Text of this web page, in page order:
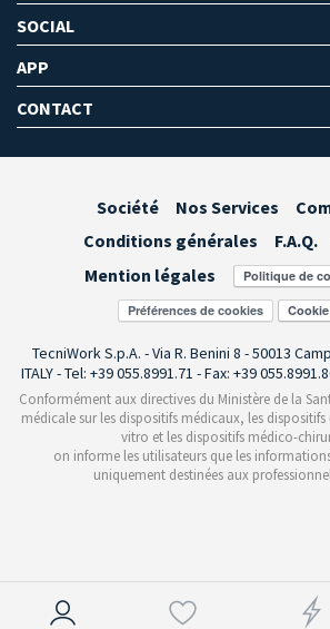
SOCIAL
APP
CONTACT
Société Nos Services
Conditions générales
F.A.Q.
Mention légales
Préférences de cookies
TecniWork S.p.A. - Via R. Benini 8 - 50013
ITALY - Tel: +39 055.8991.71 - Fax: +39
Conformément aux directives du Ministère de la
médicale sur les dispositifs médicaux, les
vitro et les dispositifs médico-
on informe les utilisateurs que les
uniquement destinées aux